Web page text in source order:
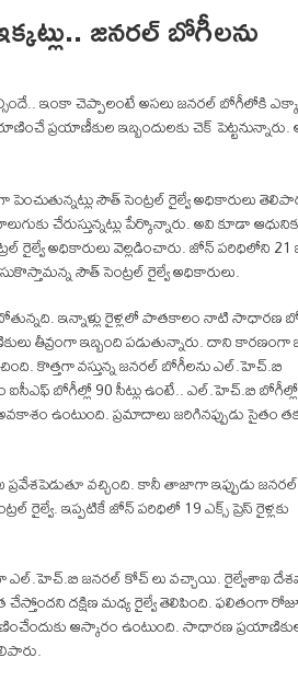
జనరల్ బోగీలను
ఇంకా చెప్పాలంటే అసలు జనరల్ బోగీలోకి
ప్రయాణీకుల ఇబ్బందులకు చెక్ పెట్టనున్నారు.
సౌత్ సెంట్రల్ రైల్వే అధికారులు
చేరుస్తున్నట్లు పేర్కొన్నారు. అవి కూడా ఆధునిక
అధికారులు వెల్లడించారు. జోన్ పరిధిలోని 21
సౌత్ సెంట్రల్ రైల్వే అధికారులు.
ఇన్నాళ్లు రైళ్లలో పాతకాలం నాటి సాధారణ
తీవ్రంగా ఇబ్బంది పడుతున్నారు. దాని కారణంగా
కొత్తగా వస్తున్న జనరల్ బోగీలను ఎల్.హెచ్.బి
బోగీల్లో 90 సీట్లు ఉంటే.. ఎల్.హెచ్.బి బోగీల్లో
ఉంటుంది. ప్రమాదాలు జరిగినప్పుడు సైతం
వచ్చింది. కానీ తాజాగా ఇప్పుడు జనరల్
రైల్వే. ఇప్పటికే జోన్ పరిధిలో 19 ఎక్స్ ప్రెస్ రైళ్లకు
ఎల్.హెచ్.బి జనరల్ కోచ్ లు వచ్చాయి. రైల్వేశాఖ
దక్షిణ మధ్య రైల్వే తెలిపింది. ఫలితంగా
ఆస్కారం ఉంటుంది. సాధారణ